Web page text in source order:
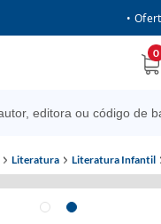
•
0
Literatura Literatura Infantil